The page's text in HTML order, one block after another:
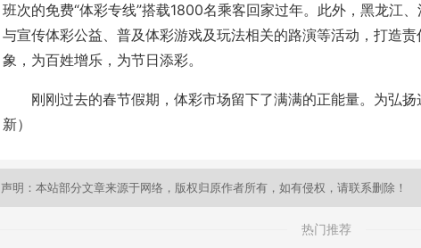
班次的免费“体彩专线”搭载1800名乘客回家过年。此外，黑龙江
与宣传体彩公益、普及体彩游戏及玩法相关的路演等活动，打造
象，为百姓增乐，为节日添彩。
刚刚过去的春节假期，体彩市场留下了满满的正能量。为弘扬
新）
声明：本站部分文章来源于网络，版权归原作者所有，如有侵权，请联系删除！
热门推荐